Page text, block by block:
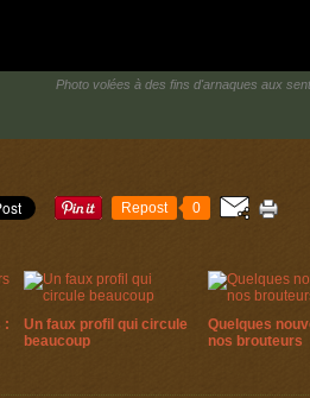
Photo volées à des fins d'arnaques aux
Repost 0
:
Un faux profil qui circule
beaucoup
Quelques
nos brouteurs